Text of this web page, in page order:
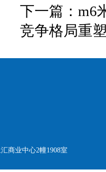
下一篇： m6
竞争格局重
商业中心2幢1908室